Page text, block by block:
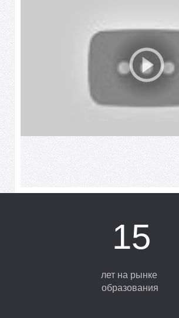
М
15
лет на рынке
образования
М